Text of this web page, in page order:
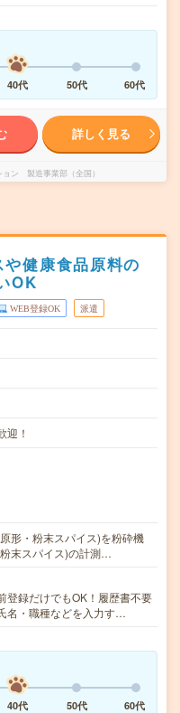
40代 50代 60代
詳しく見る
ン 製造事業部（全国）
や健康食品原料の
OK
WEB登録OK 派遣
迎！
形・粉末スパイス)を粉砕機
末スパイス)の計測…
録だけでもOK！履歴書不要
名・職種などを入力す…
40代 50代 60代